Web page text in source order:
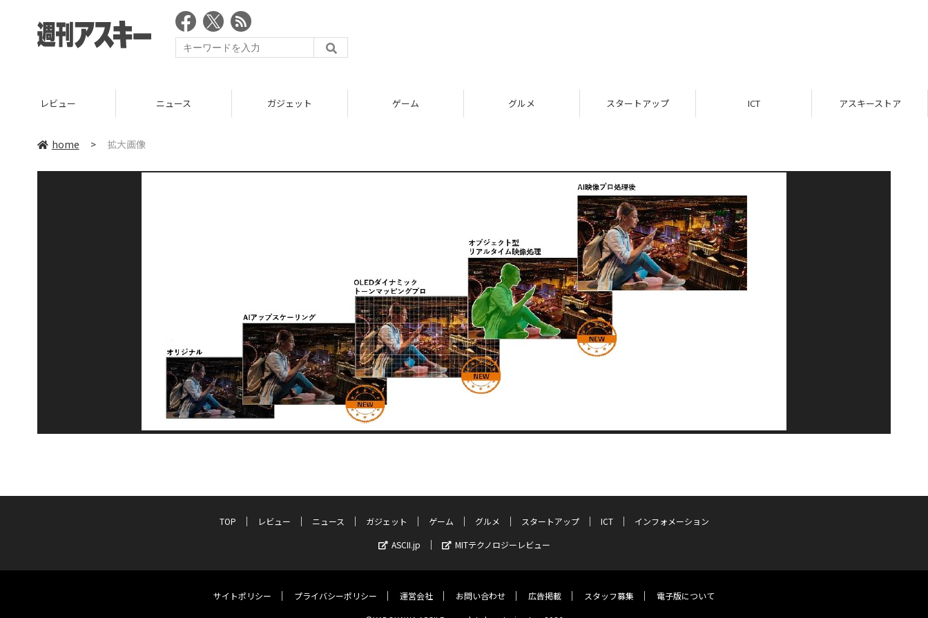
レビュー ニュース ガジェット ゲーム グルメ スタートアップ ICT アスキーストア
home > 拡大画像
TOP レビュー ニュース ガジェット ゲーム グルメ スタートアップ ICT
インフォメーション
ASCII.jp
MITテクノロジーレビュー
サイトポリシー プライバシーポリシー 運営会社 お問い合わせ 広告掲載 スタッフ募集 電子版について